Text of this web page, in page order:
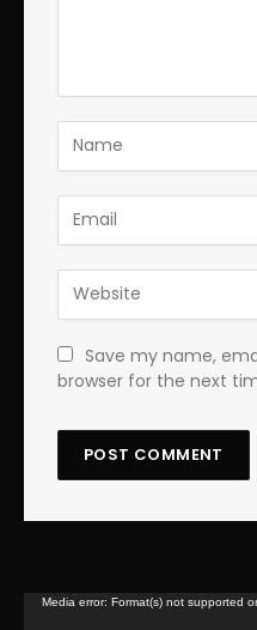
Save my name,
browser for the next
Lecteur
Media error: Format(s) not supported